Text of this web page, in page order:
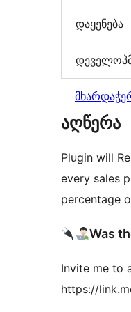
დაყენება
აღწერა
Plugin will
every sales
percentage
Was
Invite me to
https://